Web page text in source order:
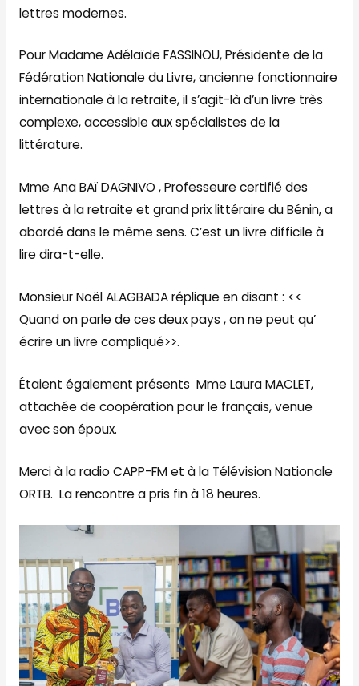
lettres modernes.
Pour Madame Adélaïde FASSINOU, Présidente de la
Fédération Nationale du Livre, ancienne fonctionnaire
internationale à la retraite, il s’agit-là d’un livre très
complexe, accessible aux spécialistes de la
littérature.
Mme Ana BAï DAGNIVO , Professeure certifié des
lettres à la retraite et grand prix littéraire du Bénin, a
abordé dans le même sens. C’est un livre difficile à
lire dira-t-elle.
Monsieur Noël ALAGBADA réplique en disant : <<
Quand on parle de ces deux pays , on ne peut qu’
écrire un livre compliqué>>.
Étaient également présents Mme Laura MACLET,
attachée de coopération pour le français, venue
avec son époux.
Merci à la radio CAPP-FM et à la Télévision Nationale
ORTB. La rencontre a pris fin à 18 heures.